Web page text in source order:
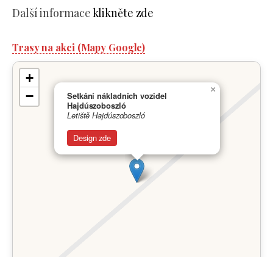
Další informaceklikněte zde
Trasy na akci (Mapy Google)
Setkání nákladních vozidel
Hajdúszoboszló
Letiště Hajdúszoboszló
Design zde
×
+
−